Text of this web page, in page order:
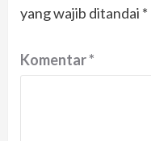
yang wajib ditandai *
Komentar*